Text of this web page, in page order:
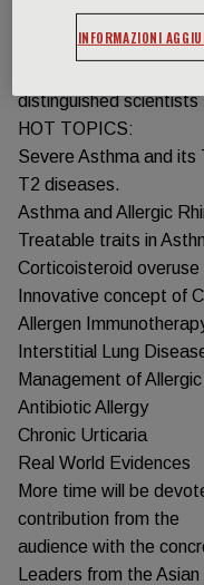
Medicine that is the
theme which
distinguished
HOT TOPICS:
Severe Asthma and its
T2 diseases.
Asthma and Allergic
Treatable traits in
Corticoisteroid overuse
Innovative concept of
Allergen
Interstitial Lung
Management of
Antibiotic Allergy
Chronic Urticaria
Real World Evidences
More time will be
contribution from the
audience with the
Leaders from the
INFORMAZIONI